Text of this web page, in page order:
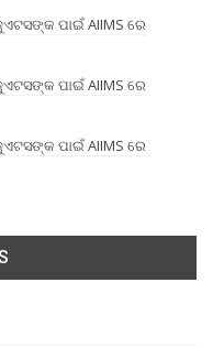
ପାଇଁ AIIMS ରେ
ପାଇଁ AIIMS ରେ
ପାଇଁ AIIMS ରେ